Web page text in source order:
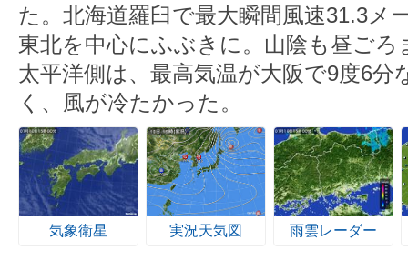
た。北海道羅臼で最大瞬間風速31.3メ
東北を中心にふぶきに。山陰も昼ご
太平洋側は、最高気温が大阪で9度6分
く、風が冷たかった。
気象衛星 実況天気図 雨雲レーダー